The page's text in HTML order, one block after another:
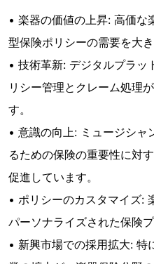
• 楽器の価値の上昇: 高価な
型保険ポリシーの需要を大
• 技術革新: デジタルプラッ
リシー管理とクレーム処理
す。
• 意識の向上: ミュージシャ
るための保険の重要性に対
促進しています。
• ポリシーのカスタマイズ:
パーソナライズされた保険
• 新興市場での採用拡大: 特